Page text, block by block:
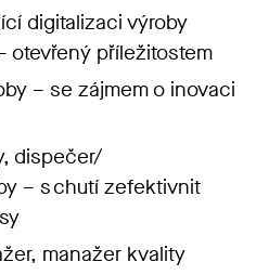
digitalizaci výroby
otevřený příležitostem
– se zájmem o inovaci
dispečer/
– s chutí zefektivnit
r, manažer kvality